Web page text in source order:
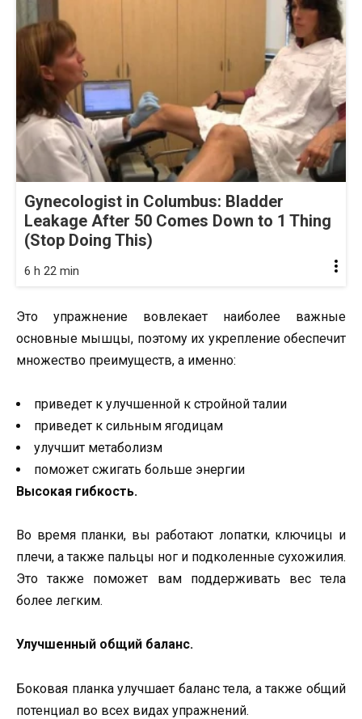
Gynecologist in Columbus: Bladder
Leakage After 50 Comes Down to 1 Thing
(Stop Doing This)
6 h 22 min
Это упражнение вовлекает наиболее важные
основные мышцы, поэтому их укрепление обеспечит
множество преимуществ, а именно:
приведет к улучшенной к стройной талии
приведет к сильным ягодицам
улучшит метаболизм
поможет сжигать больше энергии
Высокая гибкость.
Во время планки, вы работают лопатки, ключицы и
плечи, а также пальцы ног и подколенные сухожилия.
Это также поможет вам поддерживать вес тела
более легким.
Улучшенный общий баланс.
Боковая планка улучшает баланс тела, а также общий
потенциал во всех видах упражнений.